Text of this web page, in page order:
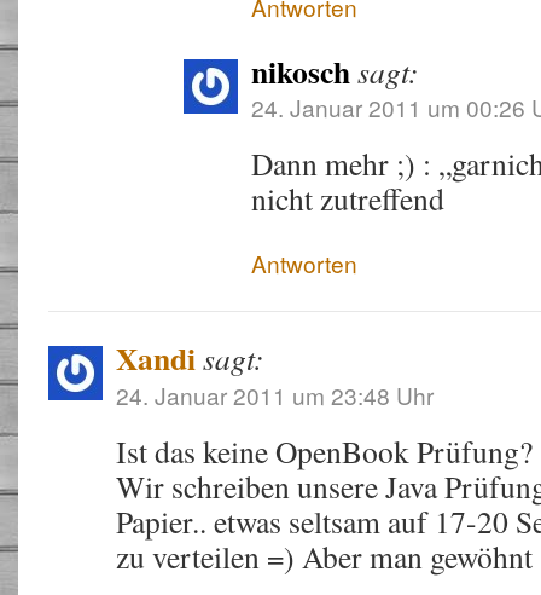
Antworten
nikoschsagt:
24. Januar 2011 um 00:26
Dann mehr ;) :
nicht zutreffend
Antworten
Xandisagt:
24. Januar 2011 um 23:48 Uhr
Ist das keine OpenBook Prüfung?
Wir schreiben unsere Java
Papier.. etwas seltsam auf 17-20
zu verteilen =) Aber man